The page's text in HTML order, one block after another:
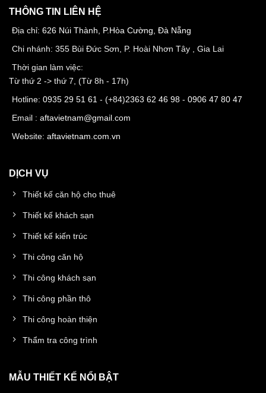
THÔNG TIN LIÊN HỆ
Địa chỉ: 626 Núi Thành, P.Hòa Cường, Đà Nẵng
Chi nhánh: 355 Bùi Đức Sơn, P. Hoài Nhơn Tây , Gia Lai
Thời gian làm việc:
Từ thứ 2 -> thứ 7, (Từ 8h - 17h)
Hotline: 0935 29 51 61 - (+84)2363 62 46 98 - 0906 47 80 47
Email : aftavietnam@gmail.com
Website: aftavietnam.com.vn
DỊCH VỤ
Thiết kế căn hộ cho thuê
Thiết kế khách sạn
Thiết kế kiến trúc
Thi công căn hộ
Thi công khách sạn
Thi công phần thô
Thi công hoàn thiện
Thẩm tra công trình
MẪU THIẾT KẾ NỔI BẬT